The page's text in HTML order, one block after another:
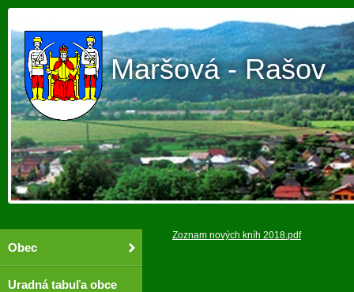
Maršová - Rašov
Obec
Uradná tabuľa obce
Zoznam nových kníh 2018.pdf